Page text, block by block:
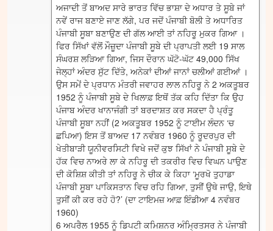
ਅਜਾਦੀ ਤੋਂ ਬਾਅਦ ਸਾਰੇ ਭਾਰਤ ਵਿੱਚ ਭਾਸ਼ਾ ਦੇ ਅਧਾਰ ਤੇ ਸੂਬੇ ਜਾਂ
ਨਵੇਂ ਰਾਜ ਬਣਾਏ ਜਾਣ ਲੱਗੇ, ਪਰ ਜਦੋਂ ਪੰਜਾਬੀ ਬੋਲੀ ਤੇ ਅਧਾਰਿਤ
ਪੰਜਾਬੀ ਸੂਬਾ ਬਣਾਉਣ ਦੀ ਗੱਲ ਆਈ ਤਾਂ ਨਹਿਰੂ ਮੁਕਰ ਗਿਆ ।
ਫਿਰ ਸਿੱਖਾਂ ਵੱਲੋਂ ਮੌਜ਼ੂਦਾ ਪੰਜਾਬੀ ਸੂਬੇ ਦੀ ਪ੍ਰਾਪਤੀ ਲਈ 19 ਸਾਲ
ਸੰਘਰਸ਼ ਲੜਿਆ ਗਿਆ, ਜਿਸ ਦੌਰਾਨ ਘੱਟੋ-ਘੱਟ 49,000 ਸਿੱਖ
ਜੇਲ੍ਹਾਂ ਅੰਦਰ ਸੁੱਟ ਦਿੱਤੇ, ਅਨੇਕਾਂ ਦੀਆਂ ਜਾਨਾਂ ਚਲੀਆਂ ਗਈਆਂ ।
ਉਸ ਸਮੇਂ ਦੇ ਪ੍ਰਧਾਨ ਮੰਤਰੀ ਜਵਾਹਰ ਲਾਲ ਨਹਿਰੂ ਨੇ 2 ਅਕਤੂਬਰ
1952 ਨੂੰ ਪੰਜਾਬੀ ਸੂਬੇ ਦੇ ਖਿਲਾਫ਼ ਇਥੋਂ ਤੱਕ ਕਹਿ ਦਿੱਤਾ ਕਿ ਉਹ
ਪੰਜਾਬ ਅੰਦਰ ਖਾਨਾਜੰਗੀ ਤਾਂ ਬਰਦਾਸ਼ਤ ਕਰ ਸਕਦਾ ਹੈ ਪ੍ਰੰਤੂ
ਪੰਜਾਬੀ ਸੂਬਾ ਨਹੀਂ (2 ਅਕਤੂਬਰ 1952 ਨੂੰ ਟਾਈਮ ਲੰਦਨ ‘ਚ
ਛਪਿਆ) ਇਸ ਤੋਂ ਬਾਅਦ 17 ਨਵੰਬਰ 1960 ਨੂੰ ਰੂਦਰਪੁਰ ਦੀ
ਖੇਤੀਬਾੜੀ ਯੂਨੀਵਰਸਿਟੀ ਵਿਖੇ ਜਦੋਂ ਕੁਝ ਸਿੱਖਾਂ ਨੇ ਪੰਜਾਬੀ ਸੂਬੇ ਦੇ
ਹੱਕ ਵਿਚ ਨਾਅਰੇ ਲਾ ਕੇ ਨਹਿਰੂ ਦੀ ਤਕਰੀਰ ਵਿਚ ਵਿਘਨ ਪਾਉਣ
ਦੀ ਕੋਸ਼ਿਸ਼ ਕੀਤੀ ਤਾਂ ਨਹਿਰੂ ਨੇ ਚੀਕ ਕੇ ਕਿਹਾ ‘ਮੂਰਖੋ ਤੁਹਾਡਾ
ਪੰਜਾਬੀ ਸੂਬਾ ਪਾਕਿਸਤਾਨ ਵਿਚ ਰਹਿ ਗਿਆ, ਤੁਸੀਂ ਉਥੇ ਜਾਉ, ਇਥੇ
ਤੁਸੀਂ ਕੀ ਕਰ ਰਹੇ ਹੋ?’ (ਦਾ ਟਾਇਮਜ਼ ਆਫ਼ ਇੰਡੀਆ 4 ਨਵੰਬਰ
1960)
6 ਅਪਰੈਲ 1955 ਨੂੰ ਡਿਪਟੀ ਕਮਿਸ਼ਨਰ ਅੰਮ੍ਰਿਤਸਰ ਨੇ ਪੰਜਾਬੀ